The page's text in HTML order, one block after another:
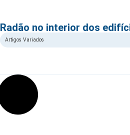
Radão no interior dos
Artigos Variados